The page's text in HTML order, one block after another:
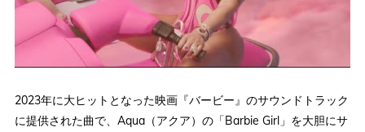
2023年に大ヒットとなった映画『バービー』のサウンドトラック
に提供された曲で、Aqua（アクア）の「Barbie Girl」を大胆にサ